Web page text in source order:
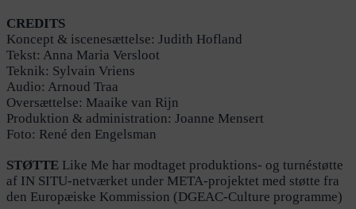
CREDITS
Koncept & iscenesættelse: Judith Hofland
Tekst: Anna Maria Versloot
Teknik: Sylvain Vriens
Audio: Arnoud Traa
Oversættelse: Maaike van Rijn
Produktion & administration: Joanne Mensert
Foto: René den Engelsman
STØTTE Like Me har modtaget produktions- og turnéstøtte
af IN SITU-netværket under META-projektet med støtte fra
den Europæiske Kommission (DGEAC-Culture programme)